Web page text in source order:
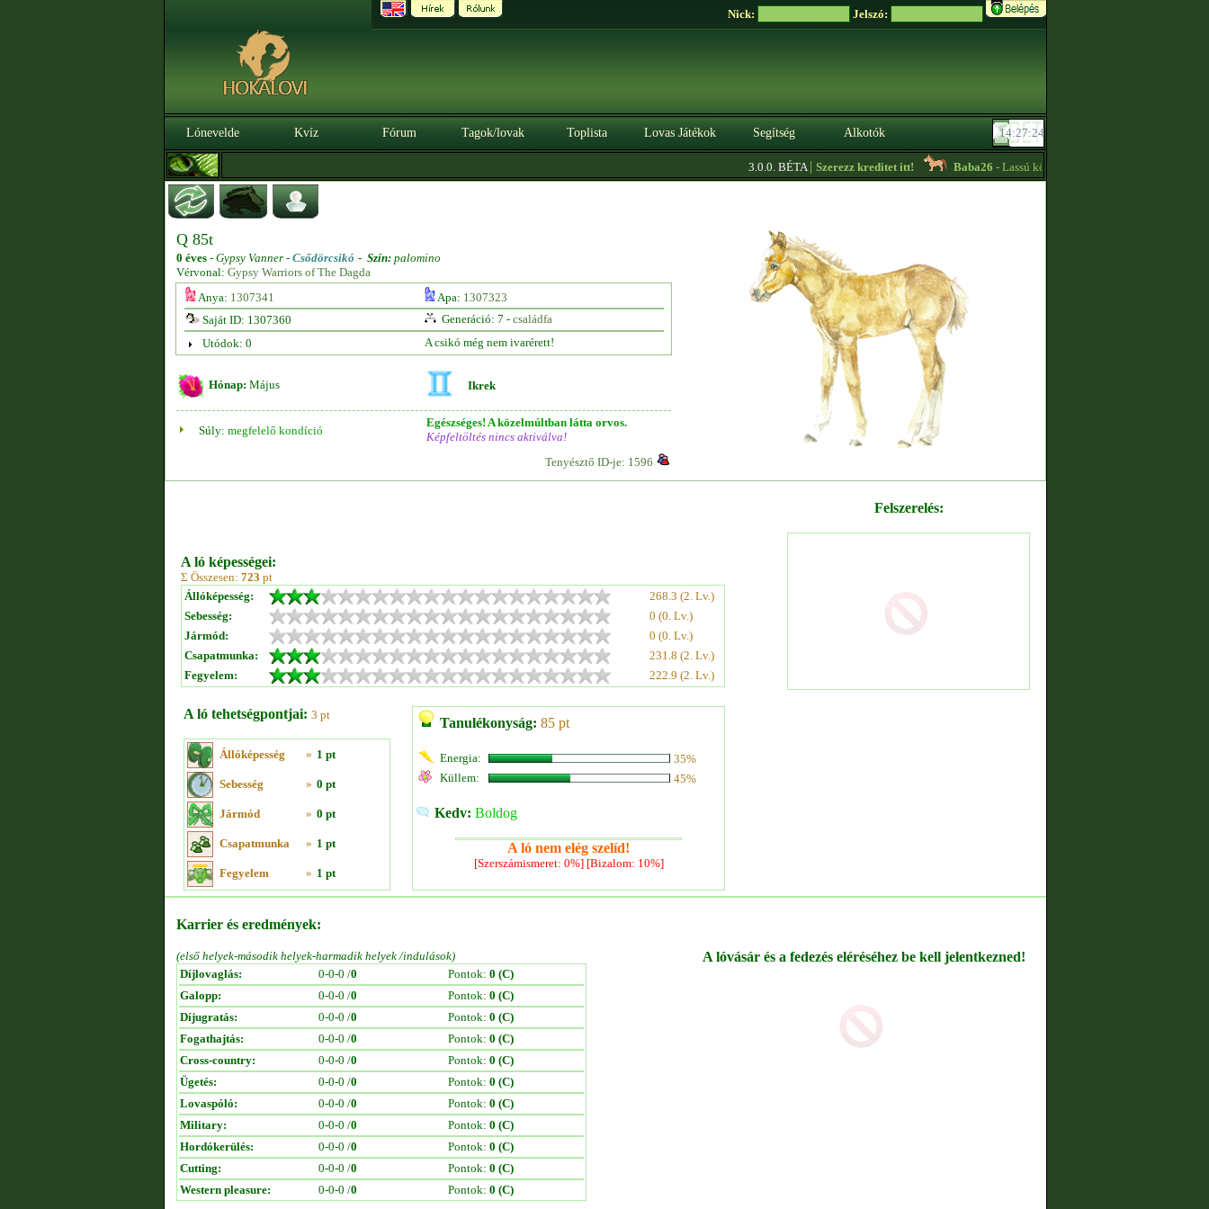
Nick: Jelszó:
Lónevelde Kvíz Fórum Tagok/lovak Toplista Lovas Játékok Segítség Alkotók
3.0.0. BÉTA|Szerezz kreditet itt! Baba26- Lassú körös edzőt keresek sürgősen!! -
Q 85t
0 éves - Gypsy Vanner - Csődörcsikó - Szín: palomino
Vérvonal: Gypsy Warriors of The Dagda
Anya: 1307341 Apa: 1307323
Saját ID: 1307360
Generáció: 7 - családfa
Utódok: 0
A csikó még nem ivarérett!
Hónap: Május Ikrek
Súly: megfelelő kondíció
Egészséges! A közelmúltban látta orvos.
Képfeltöltés nincs aktiválva!
Tenyésztő ID-je: 1596
A ló képességei:
Σ Összesen: 723 pt
Állóképesség:
268.3 (2. Lv.)
Sebesség:
0 (0. Lv.)
Jármód:
0 (0. Lv.)
Csapatmunka:
231.8 (2. Lv.)
Fegyelem:
222.9 (2. Lv.)
A ló tehetségpontjai: 3 pt
Állóképesség » 1 pt
Sebesség » 0 pt
Jármód » 0 pt
Csapatmunka » 1 pt
Fegyelem » 1 pt
Tanulékonyság: 85 pt
Energia:
35%
Küllem:
45%
Kedv: Boldog
A ló nem elég szelíd!
[Szerszámismeret: 0%] [Bizalom: 10%]
Felszerelés:
Karrier és eredmények:
(első helyek-második helyek-harmadik helyek /indulások)
Díjlovaglás:
0-0-0 /0 Pontok: 0 (C)
Galopp:
0-0-0 /0 Pontok: 0 (C)
Díjugratás:
0-0-0 /0 Pontok: 0 (C)
Fogathajtás:
0-0-0 /0 Pontok: 0 (C)
Cross-country:
0-0-0 /0 Pontok: 0 (C)
Ügetés:
0-0-0 /0 Pontok: 0 (C)
Lovaspóló:
0-0-0 /0 Pontok: 0 (C)
Military:
0-0-0 /0 Pontok: 0 (C)
Hordókerülés:
0-0-0 /0 Pontok: 0 (C)
Cutting:
0-0-0 /0 Pontok: 0 (C)
Western pleasure:
0-0-0 /0 Pontok: 0 (C)
A lóvásár és a fedezés eléréséhez be kell jelentkezned!